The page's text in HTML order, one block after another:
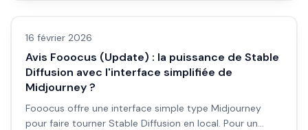
16 février 2026
Avis Fooocus (Update) : la puissance de Stable
Diffusion avec l'interface simplifiée de
Midjourney ?
Fooocus offre une interface simple type Midjourney
pour faire tourner Stable Diffusion en local. Pour un